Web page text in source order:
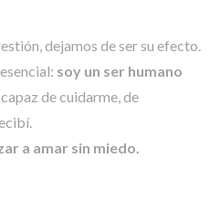
dejamos de ser su efecto.
soy un ser humano
, capaz de cuidarme, de
a amar sin miedo.